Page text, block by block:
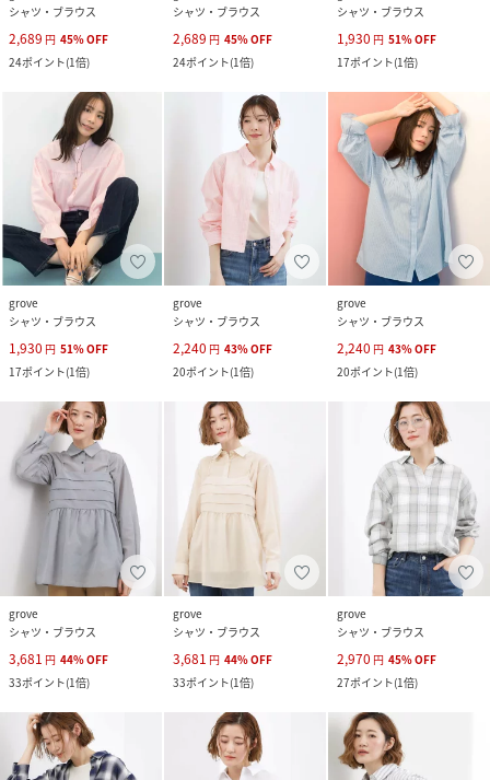
シャツ・ブラウス
2,689 円 45%OFF
24ポイント(1倍)
シャツ・ブラウス
2,689 円 45%OFF
24ポイント(1倍)
シャツ・ブラウス
1,930 円 51%OFF
17ポイント(1倍)
grove
シャツ・ブラウス
1,930 円 51%OFF
17ポイント(1倍)
grove
シャツ・ブラウス
2,240 円 43%OFF
20ポイント(1倍)
grove
シャツ・ブラウス
2,240 円 43%OFF
20ポイント(1倍)
grove
シャツ・ブラウス
3,681 円 44%OFF
33ポイント(1倍)
grove
シャツ・ブラウス
3,681 円 44%OFF
33ポイント(1倍)
grove
シャツ・ブラウス
2,970 円 45%OFF
27ポイント(1倍)